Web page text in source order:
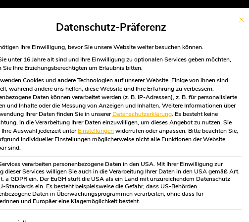
Mit
Datenschutz-Präferenz
Ihre Einwilligung, bevor Sie unsere Website weiter besuchen können.
unter 16 Jahre alt sind und Ihre Einwilligung zu optionalen Services geben möchten,
Sie Ihre Erziehungsberechtigten um Erlaubnis bitten.
Cookies und andere Technologien auf unserer Website. Einige von ihnen sind
während andere uns helfen, diese Website und Ihre Erfahrung zu verbessern.
Daten können verarbeitet werden (z. B. IP-Adressen), z. B. für personalisierte
und Inhalte oder die Messung von Anzeigen und Inhalten.Weitere Informationen über
Ihrer Daten finden Sie in unsererDatenschutzerklärung. Es besteht keine
in die Verarbeitung Ihrer Daten einzuwilligen, um dieses Angebot zu nutzen.Sie
Ihre Auswahl jederzeit unterEinstellungenwiderrufen oder anpassen. Bitte beachten Sie,
individueller Einstellungen möglicherweise nicht alle Funktionen der Website
sind.
verarbeiten personenbezogene Daten in den USA. Mit Ihrer Einwilligung zur
dieser Services willigen Sie auch in die Verarbeitung Ihrer Daten in den USA gemäß Art.
a GDPR ein. Der EuGH stuft die USA als ein Land mit unzureichendem Datenschutz
Standards ein. Es besteht beispielsweise die Gefahr, dass US-Behörden
Daten in Überwachungsprogrammen verarbeiten, ohne dass für
und Europäer eine Klagemöglichkeit besteht.